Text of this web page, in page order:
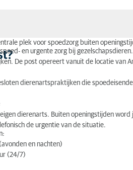
in Zwolle?
en dienstregeling
plek voor spoedzorg buiten
en urgente zorg bij
De post opereert vanuit de locatie van
dierenartspraktijken die
dierenarts. Buiten openingstijden word
de urgentie van de situatie.
en nachten)
(24/7)